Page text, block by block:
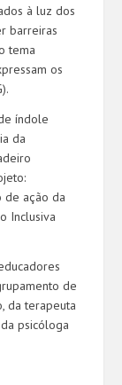
à luz dos
barreiras
tema
os
índole
da
de ação da
Inclusiva
de
da terapeuta
psicóloga